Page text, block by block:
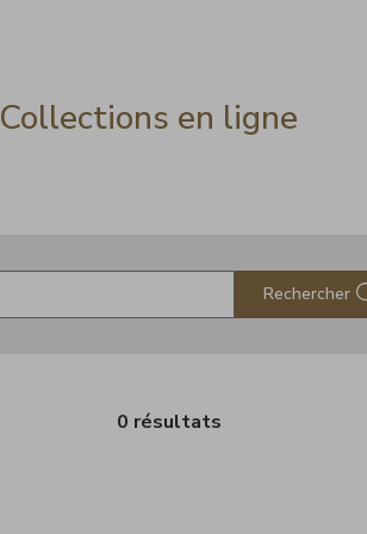
Collections en ligne
Rechercher
0 résultats